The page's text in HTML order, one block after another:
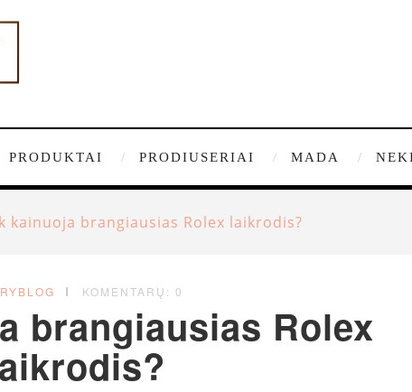
PRODUKTAI PRODIUSERIAI MADA
kainuoja brangiausias Rolex laikrodis?
KOMENTARŲ: 0
brangiausias Rolex